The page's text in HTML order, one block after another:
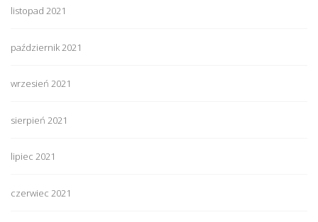
listopad 2021
październik 2021
wrzesień 2021
sierpień 2021
lipiec 2021
czerwiec 2021